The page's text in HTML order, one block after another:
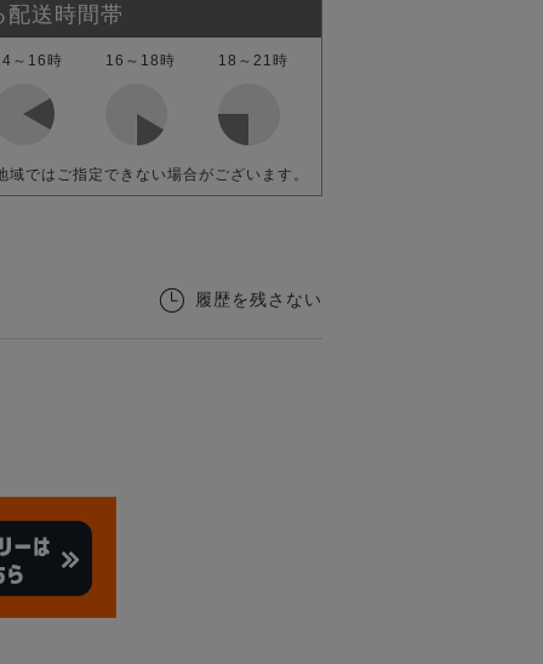
配送時間帯
～16時 16～18時 18～21時
域ではご指定できない場合がございます。
履歴を残さない